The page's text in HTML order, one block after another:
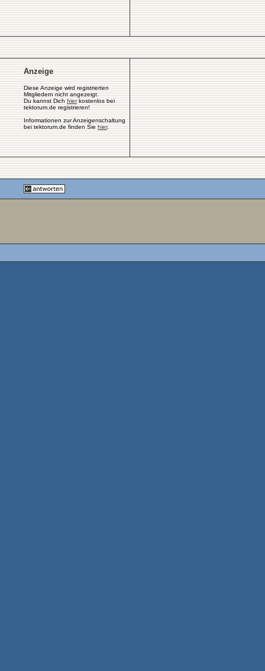
Anzeige
Diese Anzeige wird registrierten
Mitgliedern nicht angezeigt.
Du kannst Dich hierkostenlos bei
tektorum.de registrieren!
Informationen zur Anzeigenschaltung
bei tektorum.de finden Sie hier.